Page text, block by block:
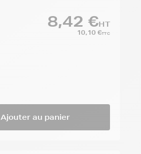
8,42 €HT
10,10 €TTC
Ajouter au panier